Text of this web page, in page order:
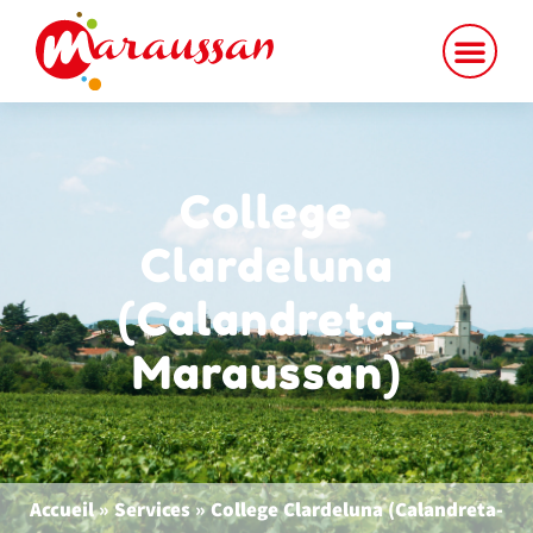
principal
College
Clardeluna
(Calandreta-
Maraussan)
Accueil»Services»College Clardeluna (Calandreta-